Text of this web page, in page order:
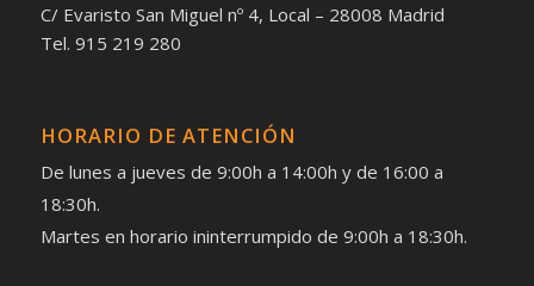
C/ Evaristo San Miguel nº 4, Local – 28008 Madrid
Tel. 915 219 280
HORARIO DE ATENCIÓN
De lunes a jueves de 9:00h a 14:00h y de 16:00 a
18:30h.
Martes en horario ininterrumpido de 9:00h a 18:30h.